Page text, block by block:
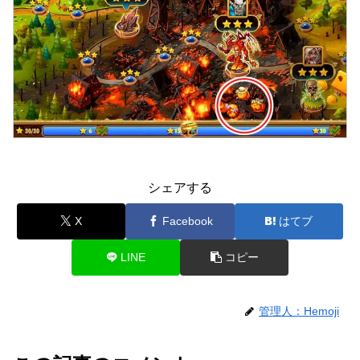
シェアする
X Facebook はてブ
LINE コピー
管理人：Hemoji